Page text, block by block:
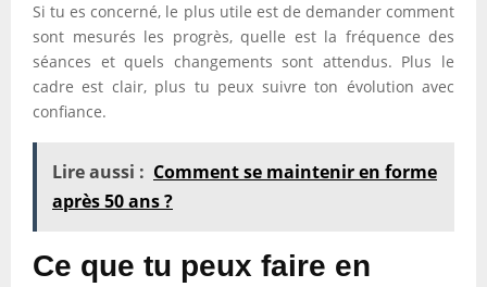
Si tu es concerné, le plus utile est de demander comment
sont mesurés les progrès, quelle est la fréquence des
séances et quels changements sont attendus. Plus le
cadre est clair, plus tu peux suivre ton évolution avec
confiance.
Lire aussi : Comment se maintenir en forme
après 50 ans ?
Ce que tu peux faire en